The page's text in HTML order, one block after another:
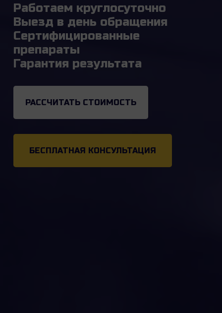
Работаем круглосуточно
Выезд в день обращения
Сертифицированные
препараты
Гарантия результата
РАССЧИТАТЬ СТОИМОСТЬ
БЕСПЛАТНАЯ КОНСУЛЬТАЦИЯ